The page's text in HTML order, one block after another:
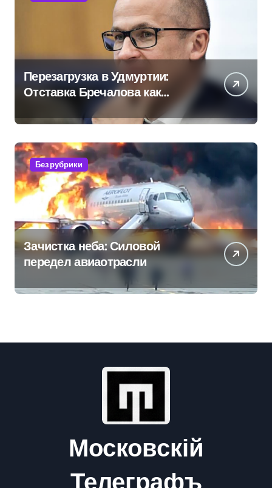
Перезагрузка в Удмуртии:
Отставка Бречалова как
результат управленческих
провалов и уязвимости
региона
Без рубрики
Зачистка неба: Силовой
передел авиаотрасли
Московскій
Телеграфъ